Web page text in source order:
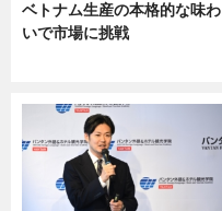
ベトナム生産の本格的な味わ
いで市場に挑戦